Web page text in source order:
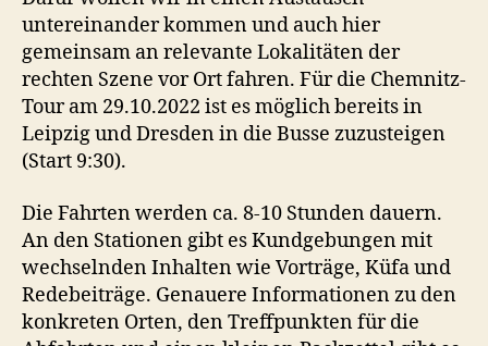
untereinander kommen und auch hier
gemeinsam an relevante Lokalitäten der
rechten Szene vor Ort fahren. Für die Chemnitz-
Tour am 29.10.2022 ist es möglich bereits in
Leipzig und Dresden in die Busse zuzusteigen
(Start 9:30).
Die Fahrten werden ca. 8-10 Stunden dauern.
An den Stationen gibt es Kundgebungen mit
wechselnden Inhalten wie Vorträge, Küfa und
Redebeiträge. Genauere Informationen zu den
konkreten Orten, den Treffpunkten für die